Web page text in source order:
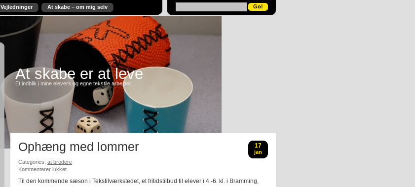
Vejledninger At skabe – om mig selv
At skabe er at leve
Et indblik i mine elevers og egne tekstile arbejder.
Ophæng med lommer 17
jan
Categories: at brodere
Kommentarer lukkettil
med
Til den kommende sæson i Tekstilværkstedet, et fritidstilbud til elever i 4.-6. kl. i Bramming,